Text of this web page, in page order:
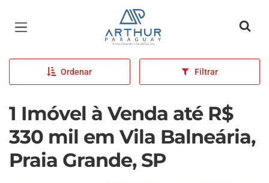
Página inicial
Ordenar Filtrar
1 Imóvel à Venda até R$
330 mil em Vila Balneária,
Praia Grande, SP